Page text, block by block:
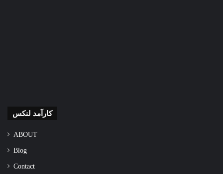
کارآمد لنکس
ABOUT
Blog
Contact